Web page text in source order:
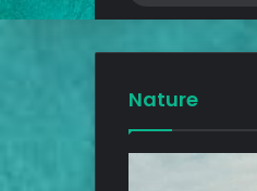
Nature